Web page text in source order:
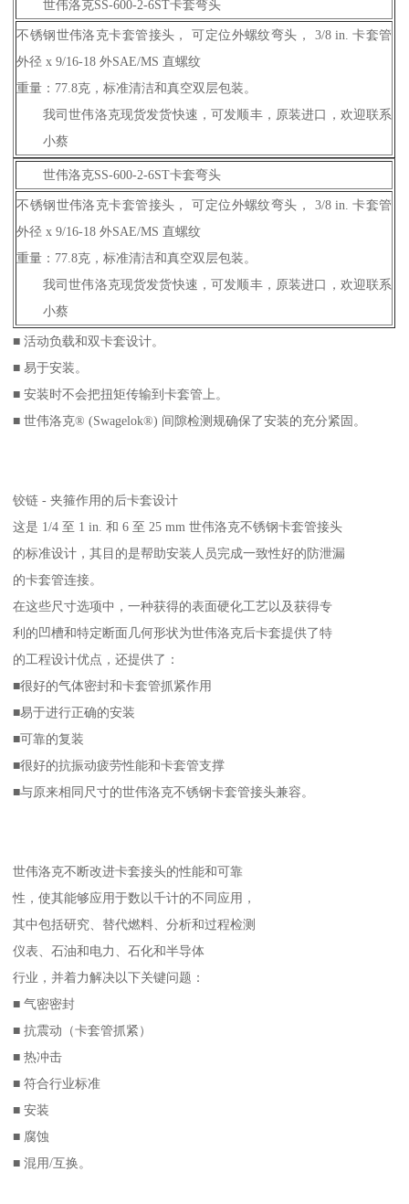
世伟洛克SS-600-2-6ST卡套弯头
不锈钢世伟洛克卡套管接头， 可定位外螺纹弯头， 3/8 in. 卡套管
外径 x 9/16-18 外SAE/MS 直螺纹
重量：77.8克，标准清洁和真空双层包装。
我司世伟洛克现货发货快速，可发顺丰，原装进口，欢迎联系
小蔡
世伟洛克SS-600-2-6ST卡套弯头
不锈钢世伟洛克卡套管接头， 可定位外螺纹弯头， 3/8 in. 卡套管
外径 x 9/16-18 外SAE/MS 直螺纹
重量：77.8克，标准清洁和真空双层包装。
我司世伟洛克现货发货快速，可发顺丰，原装进口，欢迎联系
小蔡
■ 活动负载和双卡套设计。
■ 易于安装。
■ 安装时不会把扭矩传输到卡套管上。
■ 世伟洛克® (Swagelok®) 间隙检测规确保了安装的充分紧固。
铰链 - 夹箍作用的后卡套设计
这是 1/4 至 1 in. 和 6 至 25 mm 世伟洛克不锈钢卡套管接头
的标准设计，其目的是帮助安装人员完成一致性好的防泄漏
的卡套管连接。
在这些尺寸选项中，一种获得的表面硬化工艺以及获得专
利的凹槽和特定断面几何形状为世伟洛克后卡套提供了特
的工程设计优点，还提供了：
■很好的气体密封和卡套管抓紧作用
■易于进行正确的安装
■可靠的复装
■很好的抗振动疲劳性能和卡套管支撑
■与原来相同尺寸的世伟洛克不锈钢卡套管接头兼容。
世伟洛克不断改进卡套接头的性能和可靠
性，使其能够应用于数以千计的不同应用，
其中包括研究、替代燃料、分析和过程检测
仪表、石油和电力、石化和半导体
行业，并着力解决以下关键问题：
■ 气密密封
■ 抗震动（卡套管抓紧）
■ 热冲击
■ 符合行业标准
■ 安装
■ 腐蚀
■ 混用/互换。